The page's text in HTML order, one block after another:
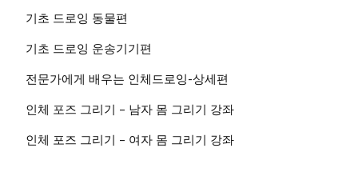
기초 드로잉 동물편
기초 드로잉 운송기기편
전문가에게 배우는 인체드로잉-상세편
인체 포즈 그리기 – 남자 몸 그리기 강좌
인체 포즈 그리기 – 여자 몸 그리기 강좌